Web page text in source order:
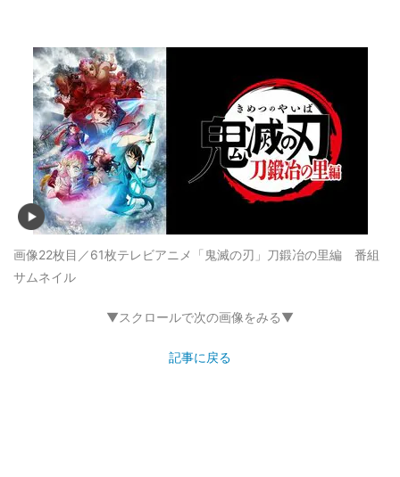
画像22枚目／61枚テレビアニメ「鬼滅の刃」刀鍛冶の里編 番組
サムネイル
▼スクロールで次の画像をみる▼
記事に戻る